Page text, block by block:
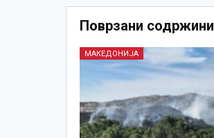
Поврзани содржини
МАКЕДОНИЈА